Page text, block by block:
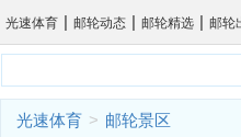
光速体育 | 邮轮动态 | 邮轮精选 | 邮轮
光速体育 > 邮轮景区